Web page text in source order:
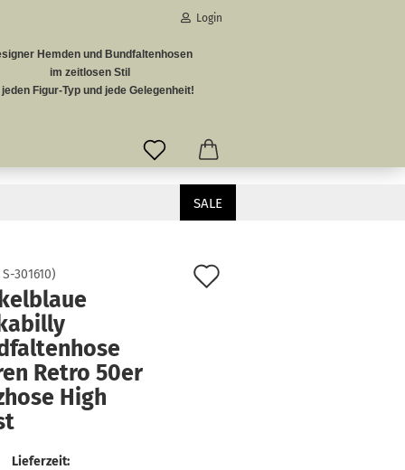
Login
erstellen Passwort vergessen?
Hemden und Bundfaltenhosen
im zeitlosen Stil
Figur-Typ und jede Gelegenheit!
SALE
Tanzhose High Waist
S-301610)
Retro 50er
High
Lieferzeit: